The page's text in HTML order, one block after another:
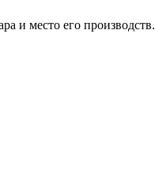
и место его производств.